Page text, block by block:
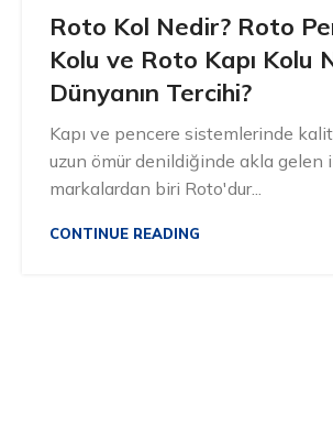
Roto Kol Nedir? Roto
Kolu ve Roto Kapı Kolu
Dünyanın Tercihi?
Kapı ve pencere sistemlerinde
uzun ömür denildiğinde akla gelen
markalardan biri Roto'dur...
CONTINUE READING